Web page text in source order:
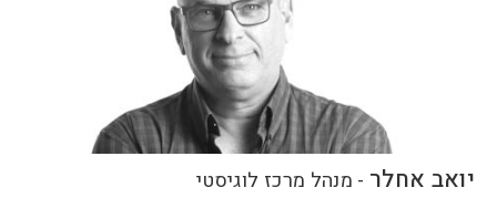
יואב אחלר - מנהל מרכז לוגיסטי